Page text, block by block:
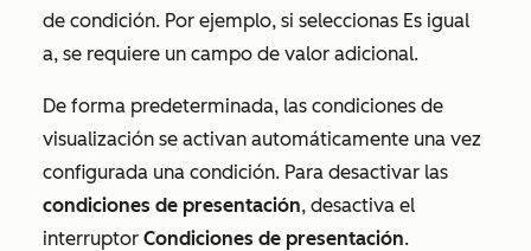
de condición. Por ejemplo, si seleccionas Es igual
a, se requiere un campo de valor adicional.
De forma predeterminada, las condiciones de
visualización se activan automáticamente una vez
configurada una condición. Para desactivar las
condiciones de presentación, desactiva el
interruptor Condiciones de presentación.